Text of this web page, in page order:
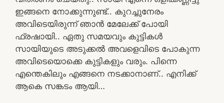
ഇങ്ങനെ നോക്കുന്നുണ്ട്.. കുറച്ചുനേരം
അവിടെയിരുന്ന് ഞാൻ മേലേക്ക് പോയി
ഫ്രഷായി.. ഏതു സമയവും കുട്ടികൾ
സായിയുടെ അടുക്കൽ അവളെവിടെ പോകുന്ന
അവിടെയൊക്കെ കുട്ടികളും വരും. പിന്നെ
എന്തെകിലും എങ്ങനെ നടക്കാനാണ്.. എനിക്ക്
ആകെ സങ്കടം ആയി…